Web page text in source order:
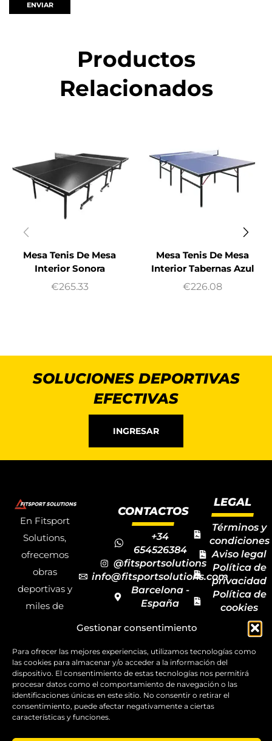
Gestionar consentimiento
Para ofrecer las mejores experiencias, utilizamos tecnologías como
las cookies para almacenar y/o acceder a la información del
dispositivo. El consentimiento de estas tecnologías nos permitirá
procesar datos como el comportamiento de navegación o las
identificaciones únicas en este sitio. No consentir o retirar el
consentimiento, puede afectar negativamente a ciertas
características y funciones.
Productos
Relacionados
Mesa Tenis De Mesa
Interior Sonora
€265.33
Mesa Tenis De Mesa
Interior Tabernas Azul
€226.08
SOLUCIONES DEPORTIVAS
EFECTIVAS
INGRESAR
En Fitsport
Solutions,
ofrecemos
obras
deportivas y
miles de
deportivos
para todas las
disciplinas,
garantizando
la calidad y el
CONTACTOS
+34
654526384
@fitsportsolutions
info@fitsportsolutions.com
Barcelona -
España
de contacto
LEGAL
Términos y
condiciones
Aviso legal
Política de
privacidad
Política de
cookies
Mapa del
sitio